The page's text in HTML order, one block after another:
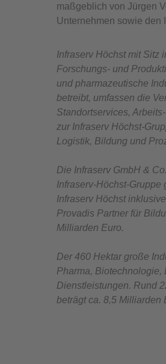
maßgeblich von Jürgen
Unternehmen sowie den
Infraserv Höchst mit Sitz
Forschungs- und
und pharmazeutische
betreibt, umfassen die
Standortservices,
zur Infraserv Höchst-
Logistik, Bildung und
Die Infraserv GmbH &
Infraserv-Höchst-Gruppe
Infraserv Höchst
Provadis Partner für
Milliarden Euro.
Der 460 Hektar große
Pharma, Biotechnologie,
Dienstleistungen. Rund
beträgt ca. 8,5 Milliarden